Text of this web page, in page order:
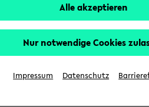
Universität
Alle akzeptieren
Nur notwendige Cookies
Impressum Datenschutz